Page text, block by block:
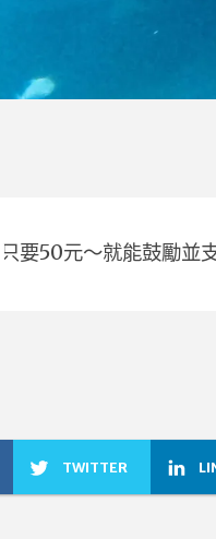
只要50元～就能鼓勵並
TWITTER